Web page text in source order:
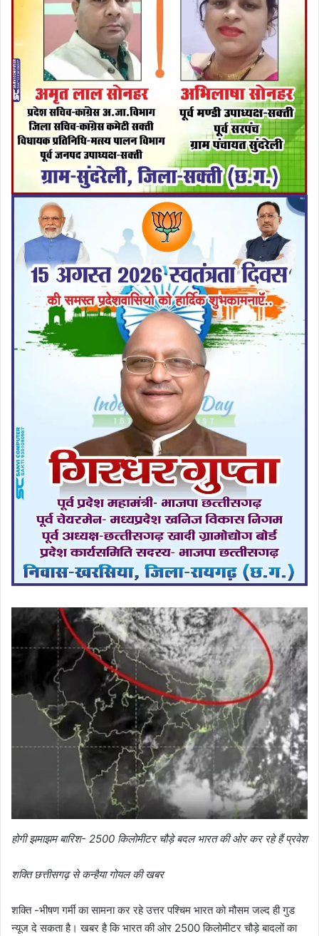
होगी झमाझम बारिश- 2500 किलोमीटर चौड़े बदल भारत की ओर कर रहे हैं प्रवेश
शक्ति छत्तीसगढ़ से कन्हैया गोयल की खबर
शक्ति -भीषण गर्मी का सामना कर रहे उत्तर पश्चिम भारत को मौसम जल्द ही गुड
न्यूज दे सकता है। खबर है कि भारत की ओर 2500 किलोमीटर चौड़े बादलों का